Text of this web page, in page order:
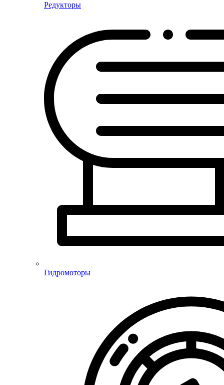
Редукторы
Гидромоторы